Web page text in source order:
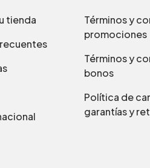
tienda
Términos y
promociones
Términos y
bonos
Política de
garantías y